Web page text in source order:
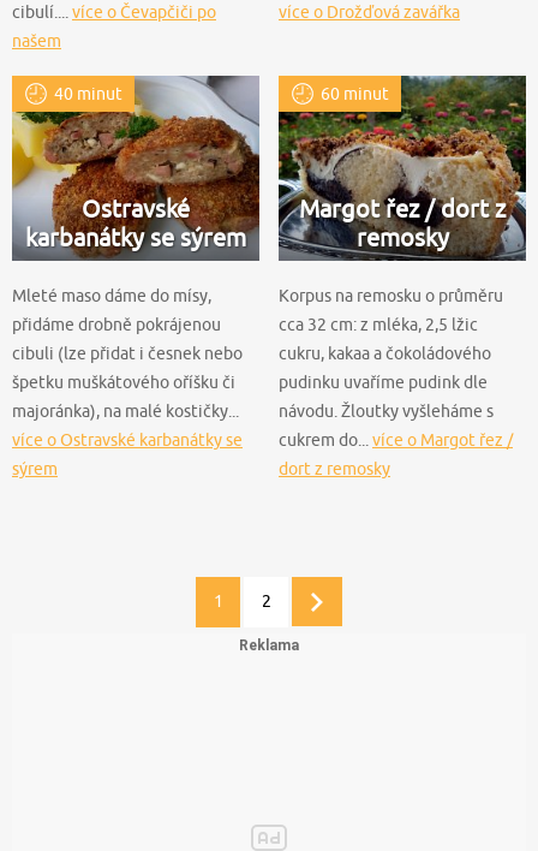
cibulí.... více o Čevapčiči po
našem
více o Drožďová zavářka
40 minut
Ostravské
karbanátky se sýrem
Mleté maso dáme do mísy,
přidáme drobně pokrájenou
cibuli (lze přidat i česnek nebo
špetku muškátového oříšku či
majoránka), na malé kostičky...
více o Ostravské karbanátky se
sýrem
60 minut
Margot řez / dort z
remosky
Korpus na remosku o průměru
cca 32 cm: z mléka, 2,5 lžic
cukru, kakaa a čokoládového
pudinku uvaříme pudink dle
návodu. Žloutky vyšleháme s
cukrem do... více o Margot řez /
dort z remosky
1 2
Další